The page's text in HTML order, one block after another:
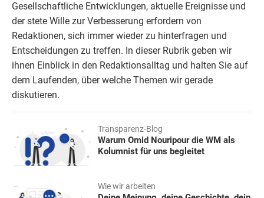
Gesellschaftliche Entwicklungen, aktuelle Ereignisse und
der stete Wille zur Verbesserung erfordern von
Redaktionen, sich immer wieder zu hinterfragen und
Entscheidungen zu treffen. In dieser Rubrik geben wir
ihnen Einblick in den Redaktionsalltag und halten Sie auf
dem Laufenden, über welche Themen wir gerade
diskutieren.
Transparenz-Blog
Warum Omid Nouripour die WM als
Kolumnist für uns begleitet
Wie wir arbeiten